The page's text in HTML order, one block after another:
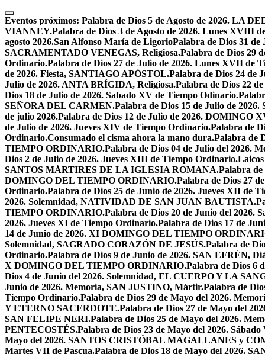
Skip
to
content
Eventos próximos: Palabra de Dios 5 de Agosto de 2026. LA
VIANNEY.Palabra de Dios 3 de Agosto de 2026. Lunes XVIII
agosto 2026.San Alfonso María de LigorioPalabra de Dios 31
SACRAMENTADO VENEGAS, Religiosa.Palabra de Dios 29
Ordinario.Palabra de Dios 27 de Julio de 2026. Lunes XVII de
de 2026. Fiesta, SANTIAGO APÓSTOL.Palabra de Dios 24 de
Julio de 2026. ANTA BRÍGIDA, Religiosa.Palabra de Dios 22
Dios 18 de Julio de 2026. Sabado XV de Tiempo Odinario.
SEÑORA DEL CARMEN.Palabra de Dios 15 de Julio de
de julio 2026.Palabra de Dios 12 de Julio de 2026.
de Julio de 2026. Jueves XIV de Tiempo Ordinario.Palabra de
Ordinario.Consumado el cisma ahora la mano dura.Palabra de
TIEMPO ORDINARIO.Palabra de Dios 04 de Julio del 2026.
Dios 2 de Julio de 2026. Jueves XIII de Tiempo Ordinario.
SANTOS MÁRTIRES DE LA IGLESIA ROMANA.Palabra de
DOMINGO DEL TIEMPO ORDINARIO.Palabra de Dios 27
Ordinario.Palabra de Dios 25 de Junio de 2026. Jueves XII de
2026. Solemnidad, NATIVIDAD DE SAN JUAN BAUTISTA.
TIEMPO ORDINARIO.Palabra de Dios 20 de Junio del 2026.
2026. Jueves XI de Tiempo Ordinario.Palabra de Dios 17 de
14 de Junio de 2026. XI DOMINGO DEL TIEMPO
Solemnidad, SAGRADO CORAZÓN DE JESÚS.Palabra de
Ordinario.Palabra de Dios 9 de Junio de 2026. SAN EFRÉN,
X DOMINGO DEL TIEMPO ORDINARIO.Palabra de Dios 6
Dios 4 de Junio del 2026. Solemnidad, EL CUERPO Y LA
Junio de 2026. Memoria, SAN JUSTINO, Mártir.Palabra de
Tiempo Ordinario.Palabra de Dios 29 de Mayo del 2026.
Y ETERNO SACERDOTE.Palabra de Dios 27 de Mayo del
SAN FELIPE NERI.Palabra de Dios 25 de Mayo del 2026.
PENTECOSTÉS.Palabra de Dios 23 de Mayo del 2026.
Mayo del 2026. SANTOS CRISTÓBAL MAGALLANES y
Martes VII de Pascua.Palabra de Dios 18 de Mayo del 2026.